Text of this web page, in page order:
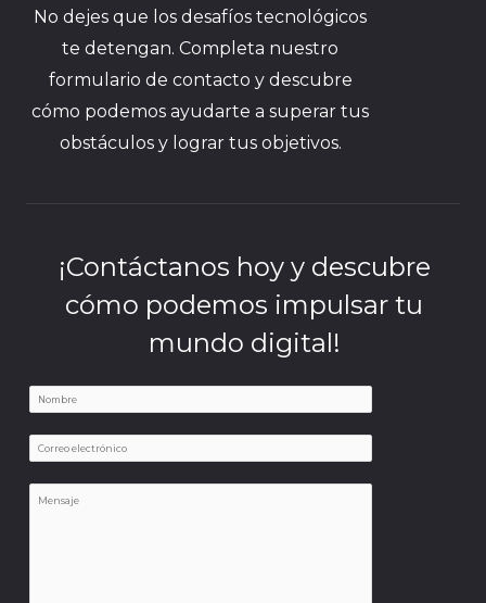
No dejes que los desafíos tecnológicos
te detengan. Completa nuestro
formulario de contacto y descubre
cómo podemos ayudarte a superar tus
obstáculos y lograr tus objetivos.
¡Contáctanos hoy y descubre
cómo podemos impulsar tu
mundo digital!
N
m
e
N
a
m
M